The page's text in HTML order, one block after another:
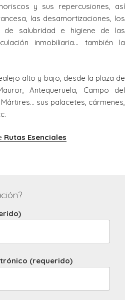
y sus repercusiones, así
las desamortizaciones, los
de salubridad e higiene de las
inmobiliaria… también la
alto y bajo, desde la plaza de
Antequeruela, Campo del
sus palacetes, cármenes,
Rutas Esenciales
(requerido)